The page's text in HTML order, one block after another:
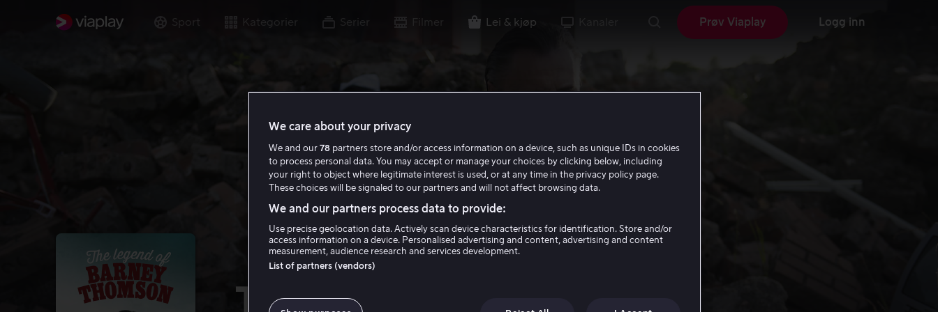
Sport Kategorier Serier Filmer Lei & kjøp Prøv Viaplay Logg inn
The Legend of Barney
We care about your privacy
We and our 78 partners store and/or access information on a device, such as unique IDs in cookies
to process personal data. You may accept or manage your choices by clicking below, including
your right to object where legitimate interest is used, or at any time in the privacy policy page.
These choices will be signaled to our partners and will not affect browsing data.
We and our partners process data to provide:
Use precise geolocation data. Actively scan device characteristics for identification. Store and/or
access information on a device. Personalised advertising and content, advertising and content
measurement, audience research and services development.
List of partners (vendors)